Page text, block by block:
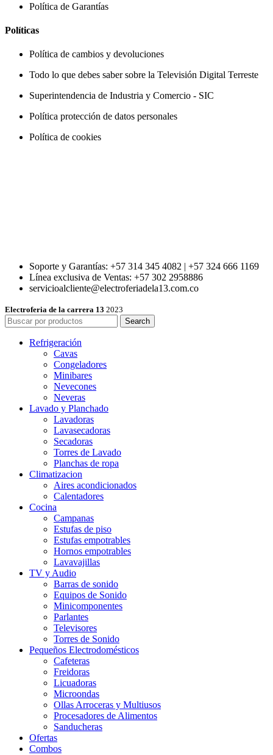
Política de Garantías
Políticas
Política de cambios y devoluciones
Todo lo que debes saber sobre la Televisión Digital Terreste
Superintendencia de Industria y Comercio - SIC
Política protección de datos personales
Política de cookies
Soporte y Garantías: +57 314 345 4082 | +57 324 666 1169
Línea exclusiva de Ventas: +57 302 2958886
servicioalcliente@electroferiadela13.com.co
Electroferia de la carrera 13 2023
Search
Refrigeración
Cavas
Congeladores
Minibares
Nevecones
Neveras
Lavado y Planchado
Lavadoras
Lavasecadoras
Secadoras
Torres de Lavado
Planchas de ropa
Climatizacion
Aires acondicionados
Calentadores
Cocina
Campanas
Estufas de piso
Estufas empotrables
Hornos empotrables
Lavavajillas
TV y Audio
Barras de sonido
Equipos de Sonido
Minicomponentes
Parlantes
Televisores
Torres de Sonido
Pequeños Electrodomésticos
Cafeteras
Freidoras
Licuadoras
Microondas
Ollas Arroceras y Multiusos
Procesadores de Alimentos
Sanducheras
Ofertas
Combos